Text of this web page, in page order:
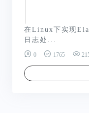
在Linux下实现
日志处...
0 1765